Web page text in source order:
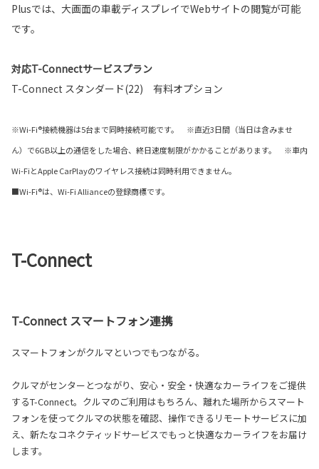
Plusでは、大画面の車載ディスプレイでWebサイトの閲覧が可能
です。
対応T-Connectサービスプラン
T-Connect スタンダード(22) 有料オプション
※Wi-Fi®接続機器は5台まで同時接続可能です。 ※直近3日間（当日は含みませ
ん）で6GB以上の通信をした場合、終日速度制限がかかることがあります。 ※車内
Wi-FiとApple CarPlayのワイヤレス接続は同時利用できません。
■Wi-Fi®は、Wi-Fi Allianceの登録商標です。
T-Connect
T-Connect スマートフォン連携
スマートフォンがクルマといつでもつながる。
クルマがセンターとつながり、安心・安全・快適なカーライフをご提供
するT-Connect。クルマのご利用はもちろん、離れた場所からスマート
フォンを使ってクルマの状態を確認、操作できるリモートサービスに加
え、新たなコネクティッドサービスでもっと快適なカーライフをお届け
します。